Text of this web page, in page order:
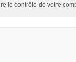
le contrôle de votre